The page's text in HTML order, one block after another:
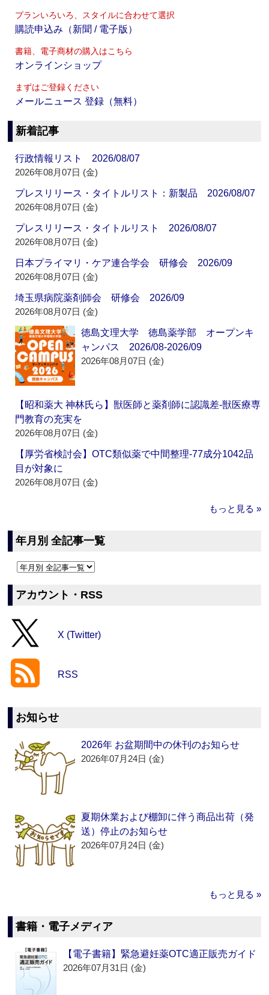
プランいろいろ、スタイルに合わせて選択
購読申込み（新聞 / 電子版）
書籍、電子商材の購入はこちら
オンラインショップ
まずはご登録ください
メールニュース 登録（無料）
新着記事
行政情報リスト 2026/08/07
2026年08月07日 (金)
プレスリリース・タイトルリスト：新製品 2026/08/07
2026年08月07日 (金)
プレスリリース・タイトルリスト 2026/08/07
2026年08月07日 (金)
日本プライマリ・ケア連合学会 研修会 2026/09
2026年08月07日 (金)
埼玉県病院薬剤師会 研修会 2026/09
2026年08月07日 (金)
徳島文理大学 徳島薬学部 オープンキ
ャンパス 2026/08-2026/09
2026年08月07日 (金)
【昭和薬大 神林氏ら】獣医師と薬剤師に認識差‐獣医療専
門教育の充実を
2026年08月07日 (金)
【厚労省検討会】OTC類似薬で中間整理‐77成分1042品
目が対象に
2026年08月07日 (金)
もっと見る »
年月別 全記事一覧
アカウント・RSS
X (Twitter)
RSS
お知らせ
2026年 お盆期間中の休刊のお知らせ
2026年07月24日 (金)
夏期休業および棚卸に伴う商品出荷（発
送）停止のお知らせ
2026年07月24日 (金)
もっと見る »
書籍・電子メディア
【電子書籍】緊急避妊薬OTC適正販売ガイド
2026年07月31日 (金)